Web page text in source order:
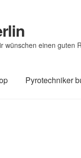
einen guten
Pyrotechniker